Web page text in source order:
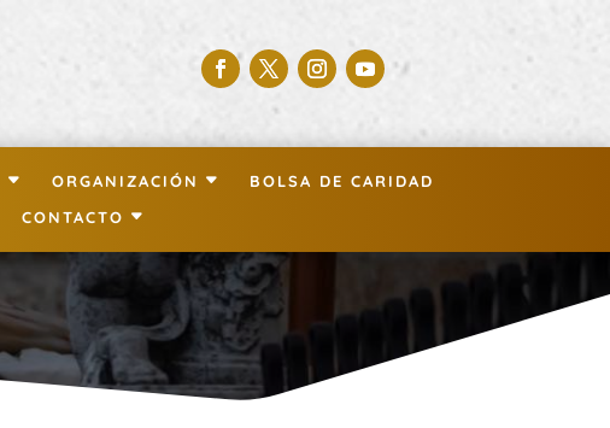
ORGANIZACIÓN
BOLSA DE CARIDAD
CONTACTO